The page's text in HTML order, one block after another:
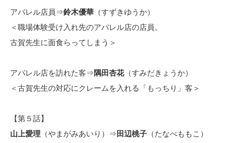
アパレル店員⇒鈴木優華 （すずきゆうか）
＜職場体験受け入れ先のアパレル店の店員。
古賀先生に面食らってしまう＞
アパレル店を訪れた客⇒隅田杏花（すみだきょうか）
＜古賀先生の対応にクレームを入れる「もっちり」客＞
【第５話】
山上愛理 （やまがみあいり）⇒ 田辺桃子 （たなべももこ）